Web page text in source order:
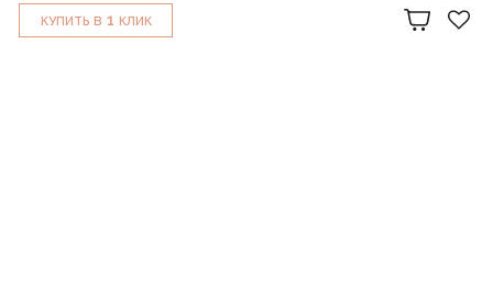
КУПИТЬ В 1 КЛИК